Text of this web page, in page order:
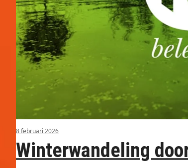
8 februari 2026
Winterwandeling